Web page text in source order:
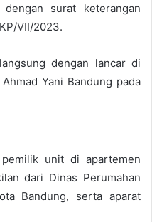
surat keterangan
VII/2023.
dengan lancar di
Yani Bandung pada
unit di apartemen
dari Dinas Perumahan
Bandung, serta aparat